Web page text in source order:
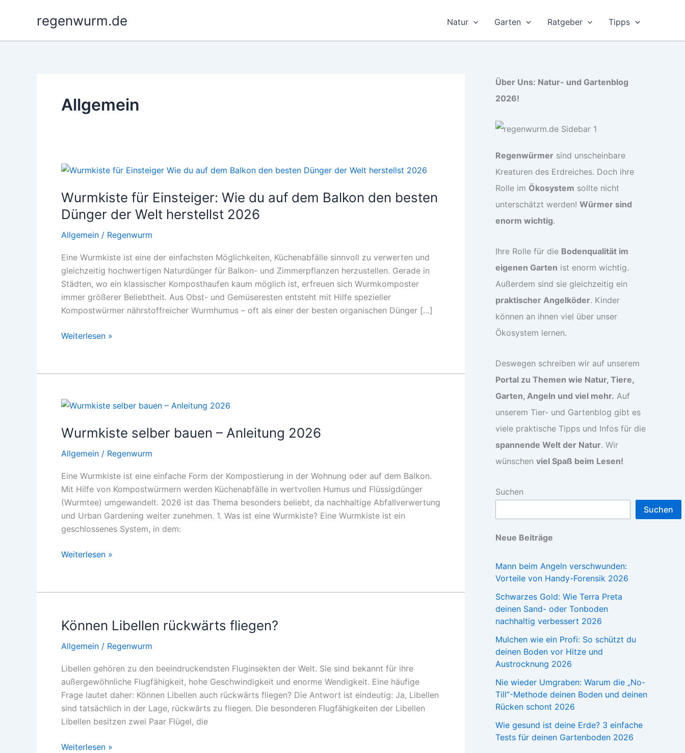
regenwurm.de Natur Garten Ratgeber Tipps
Allgemein
Wurmkiste für Einsteiger: Wie du auf dem Balkon den besten
Dünger der Welt herstellst 2026
Allgemein / Regenwurm
Eine Wurmkiste ist eine der einfachsten Möglichkeiten, Küchenabfälle sinnvoll zu verwerten und
gleichzeitig hochwertigen Naturdünger für Balkon- und Zimmerpflanzen herzustellen. Gerade in
Städten, wo ein klassischer Komposthaufen kaum möglich ist, erfreuen sich Wurmkomposter
immer größerer Beliebtheit. Aus Obst- und Gemüseresten entsteht mit Hilfe spezieller
Kompostwürmer nährstoffreicher Wurmhumus – oft als einer der besten organischen Dünger […]
Wurmkiste
Wie
auf
Balkon
den
besten
der
Welt
herstellst
2026
Weiterlesen »
Wurmkiste selber bauen – Anleitung 2026
Allgemein / Regenwurm
Eine Wurmkiste ist eine einfache Form der Kompostierung in der Wohnung oder auf dem Balkon.
Mit Hilfe von Kompostwürmern werden Küchenabfälle in wertvollen Humus und Flüssigdünger
(Wurmtee) umgewandelt. 2026 ist das Thema besonders beliebt, da nachhaltige Abfallverwertung
und Urban Gardening weiter zunehmen. 1. Was ist eine Wurmkiste? Eine Wurmkiste ist ein
geschlossenes System, in dem:
Wurmkiste
–
2026
Weiterlesen »
Können Libellen rückwärts fliegen?
Allgemein / Regenwurm
Libellen gehören zu den beeindruckendsten Fluginsekten der Welt. Sie sind bekannt für ihre
außergewöhnliche Flugfähigkeit, hohe Geschwindigkeit und enorme Wendigkeit. Eine häufige
Frage lautet daher: Können Libellen auch rückwärts fliegen? Die Antwort ist eindeutig: Ja, Libellen
sind tatsächlich in der Lage, rückwärts zu fliegen. Die besonderen Flugfähigkeiten der Libellen
Libellen besitzen zwei Paar Flügel, die
Können
Weiterlesen »
Über Uns: Natur- und Gartenblog
2026!
Regenwürmer sind unscheinbare
Kreaturen des Erdreiches. Doch ihre
Rolle im Ökosystem sollte nicht
unterschätzt werden! Würmer sind
enorm wichtig.
Ihre Rolle für die Bodenqualität im
eigenen Garten ist enorm wichtig.
Außerdem sind sie gleichzeitig ein
praktischer Angelköder. Kinder
können an ihnen viel über unser
Ökosystem lernen.
Deswegen schreiben wir auf unserem
Portal zu Themen wie Natur, Tiere,
Garten, Angeln und viel mehr. Auf
unserem Tier- und Gartenblog gibt es
viele praktische Tipps und Infos für die
spannende Welt der Natur. Wir
wünschen viel Spaß beim Lesen!
Suchen
Suchen
Neue Beiträge
Mann beim Angeln verschwunden:
Vorteile von Handy-Forensik 2026
Schwarzes Gold: Wie Terra Preta
deinen Sand- oder Tonboden
nachhaltig verbessert 2026
Mulchen wie ein Profi: So schützt du
deinen Boden vor Hitze und
Austrocknung 2026
Nie wieder Umgraben: Warum die „No-
Till“-Methode deinen Boden und deinen
Rücken schont 2026
Wie gesund ist deine Erde? 3 einfache
Tests für deinen Gartenboden 2026